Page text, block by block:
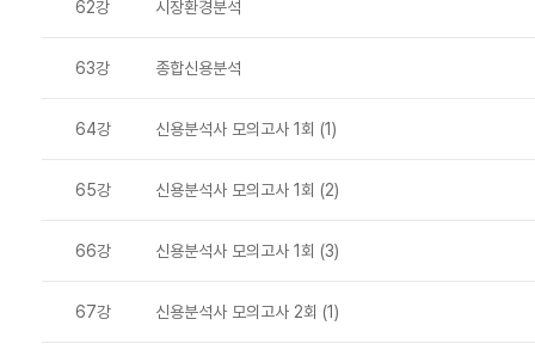
62강 시장환경분석
63강 종합신용분석
64강 신용분석사 모의고사 1회 (1)
65강 신용분석사 모의고사 1회 (2)
66강 신용분석사 모의고사 1회 (3)
67강 신용분석사 모의고사 2회 (1)